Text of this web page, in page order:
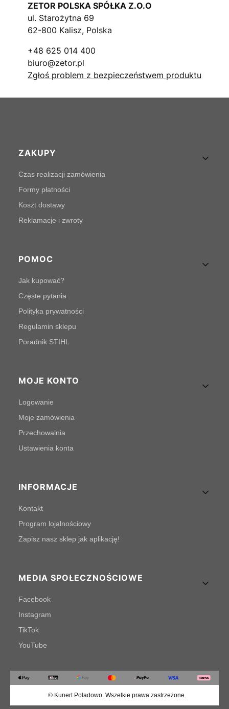
ZETOR POLSKA SPÓŁKA Z.O.O
ul. Starożytna 69
62-800 Kalisz, Polska
+48 625 014 400
biuro@zetor.pl
Zgłoś problem z bezpieczeństwem produktu
Linki w stopce
ZAKUPY
Czas realizacji zamówienia
Formy płatności
Koszt dostawy
Reklamacje i zwroty
POMOC
Jak kupować?
Częste pytania
Polityka prywatności
Regulamin sklepu
Poradnik STIHL
MOJE KONTO
Logowanie
Moje zamówienia
Przechowalnia
Ustawienia konta
INFORMACJE
Kontakt
Program lojalnościowy
Zapisz nasz sklep jak aplikację!
MEDIA SPOŁECZNOŚCIOWE
Facebook
Instagram
TikTok
YouTube
© Kunert Poladowo. Wszelkie prawa zastrzeżone.